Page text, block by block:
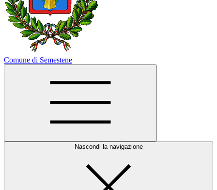
Comune di Semestene
Nascondi la navigazione